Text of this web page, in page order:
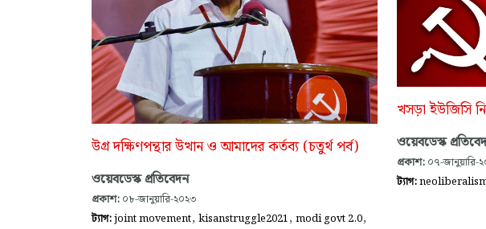
উগ্র দক্ষিণপন্থার উত্থান ও আমাদের কর্তব্য (চতুর্থ পর্ব)
ওয়েবডেস্ক প্রতিবেদন
প্রকাশ: ০৮-জানুয়ারি-২০২৩
ট্যাগ:joint movement, kisanstruggle2021, modi govt 2.0,
খসড়া ইউজিসি
ওয়েবডেস্ক
প্রকাশ: ০৭-জানুয়ারি-
ট্যাগ: